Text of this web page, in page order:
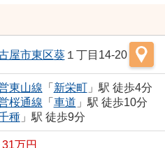
屋市東区葵１丁目14-20
東山線 「 新栄町」駅 徒歩4分
桜通線 「 車道 」駅 徒歩10分
種」駅 徒歩9分
万円